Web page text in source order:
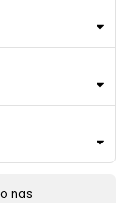
nas